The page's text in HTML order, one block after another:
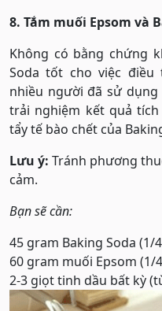
8. Tắm muối Epsom và
Không có bằng chứng
Soda tốt cho việc
nhiều người đã sử
trải nghiệm kết quả
tẩy tế bào chết của
Lưu ý: Tránh phương
cảm.
Bạn sẽ cần:
45 gram Baking Soda (1/
60 gram muối Epsom (1/
2-3 giọt tinh dầu bất kỳ